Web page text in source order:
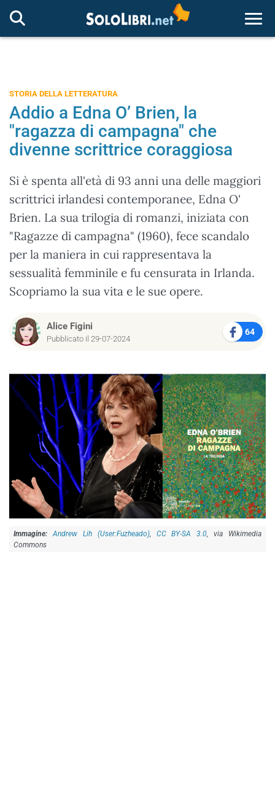
STORIA DELLA LETTERATURA
Addio a Edna O’ Brien, la
"ragazza di campagna" che
divenne scrittrice coraggiosa
Si è spenta all'età di 93 anni una delle maggiori
scrittrici irlandesi contemporanee, Edna O'
Brien. La sua trilogia di romanzi, iniziata con
"Ragazze di campagna" (1960), fece scandalo
per la maniera in cui rappresentava la
sessualità femminile e fu censurata in Irlanda.
Scopriamo la sua vita e le sue opere.
Alice Figini
Pubblicato il 29-07-2024
64
Andrew Lih (User:Fuzheado), CC BY-SA 3.0 , via Wikimedia
Commons